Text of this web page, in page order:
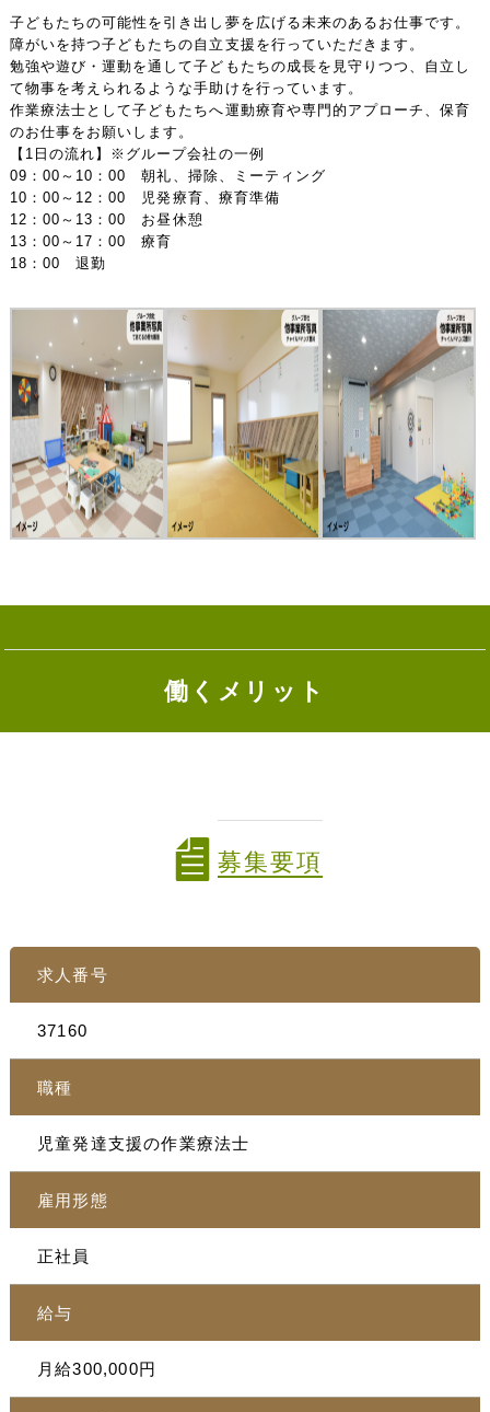
子どもたちの可能性を引き出し夢を広げる未来のあるお仕事です。
障がいを持つ子どもたちの自立支援を行っていただきます。
勉強や遊び・運動を通して子どもたちの成長を見守りつつ、自立し
て物事を考えられるような手助けを行っています。
作業療法士として子どもたちへ運動療育や専門的アプローチ、保育
のお仕事をお願いします。
【1日の流れ】※グループ会社の一例
09：00～10：00 朝礼、掃除、ミーティング
10：00～12：00 児発療育、療育準備
12：00～13：00 お昼休憩
13：00～17：00 療育
18：00 退勤
働くメリット
募集要項
求人番号
37160
職種
児童発達支援の作業療法士
雇用形態
正社員
給与
月給300,000円